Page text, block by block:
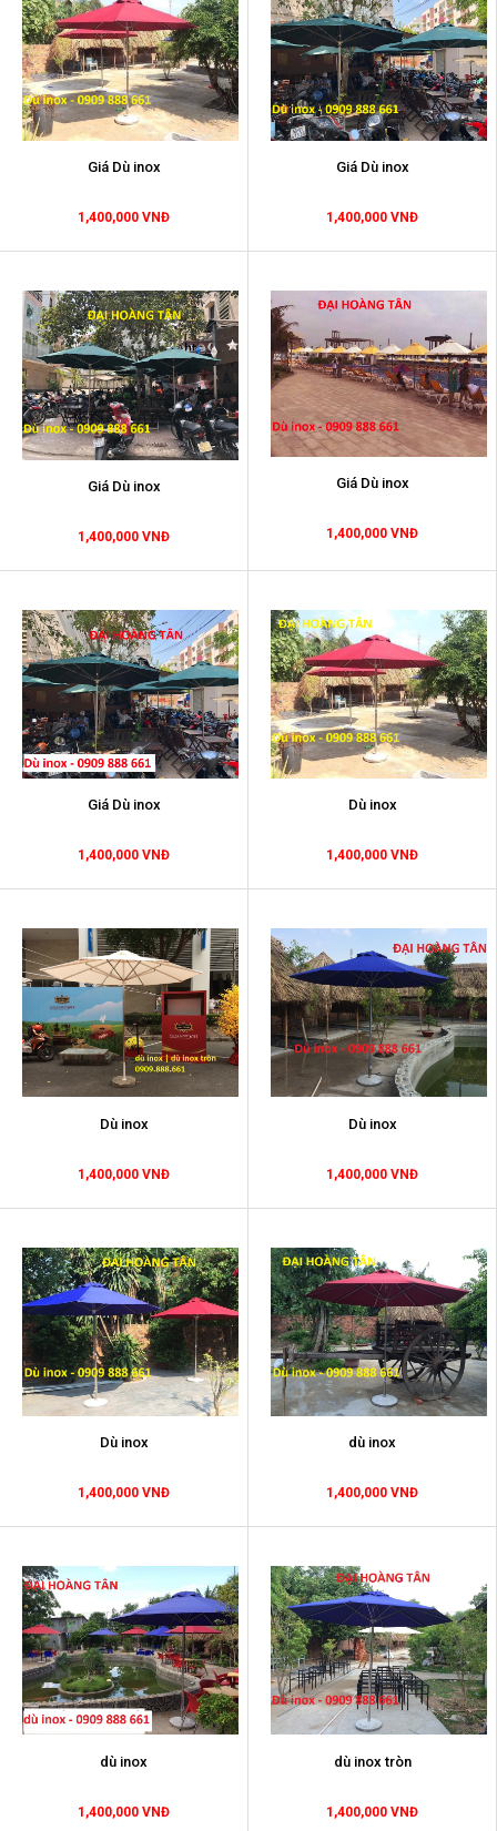
Giá Dù inox
1,400,000 VNĐ
Giá Dù inox
1,400,000 VNĐ
Giá Dù inox
1,400,000 VNĐ
Giá Dù inox
1,400,000 VNĐ
Giá Dù inox
1,400,000 VNĐ
Dù inox
1,400,000 VNĐ
Dù inox
1,400,000 VNĐ
Dù inox
1,400,000 VNĐ
Dù inox
1,400,000 VNĐ
dù inox
1,400,000 VNĐ
dù inox
1,400,000 VNĐ
dù inox tròn
1,400,000 VNĐ